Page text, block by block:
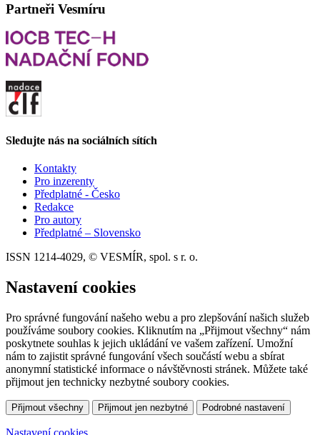
Partneři Vesmíru
Sledujte nás na sociálních sítích
Kontakty
Pro inzerenty
Předplatné - Česko
Redakce
Pro autory
Předplatné – Slovensko
ISSN 1214-4029, © VESMÍR, spol. s r. o.
Nastavení cookies
Pro správné fungování našeho webu a pro zlepšování našich služeb
používáme soubory cookies. Kliknutím na „Přijmout všechny“ nám
poskytnete souhlas k jejich ukládání ve vašem zařízení. Umožní
nám to zajistit správné fungování všech součástí webu a sbírat
anonymní statistické informace o návštěvnosti stránek. Můžete také
přijmout jen technicky nezbytné soubory cookies.
Přijmout všechny Přijmout jen nezbytné Podrobné nastavení
Nastavení cookies